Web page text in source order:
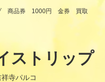
商品券 1000円 金券 買取
ストリッ
祥寺パルコ